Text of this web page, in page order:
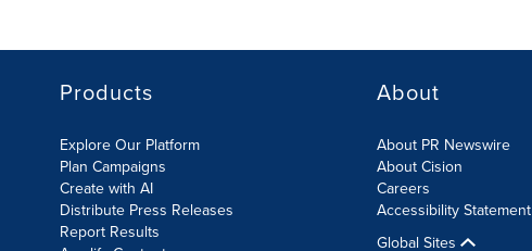
Products
Explore Our Platform
Plan Campaigns
Create with AI
Distribute Press Releases
Report Results
About
About PR Newswire
About Cision
Careers
Accessibility Statement
Global Sites